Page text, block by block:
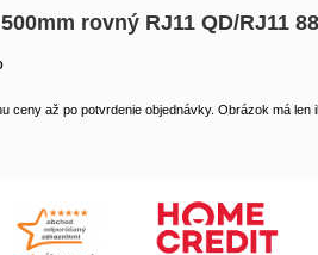
rovný RJ11 QD/RJ11
ceny až po potvrdenie objednávky. Obrázok má len